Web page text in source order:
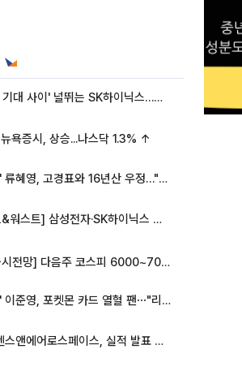
'불안과 기대 사이' 널뛰는 SK하이닉스…증권가 "HBM4·LTA 기반 펀터멘털 견고"
뉴욕증시, 상승...나스닥 1.3% ↑
'나혼산' 류혜영, 고경표와 16년산 우정…"자취방서 부모님과 마주쳐"
[베스트&워스트] 삼성전자·SK하이닉스 밀린 한 주…상상인증권은 85% 급등
[주간증시전망] 다음주 코스피 6000~7000⋯“外人 수급은 정책이 변수”
'차쥐뿔' 이준영, 포켓몬 카드 열혈 팬⋯"리셀러 처단할 것"
LIG디펜스앤에어로스페이스, 실적 발표 후 급락→반등⋯증권가 “28년까지 튼튼”